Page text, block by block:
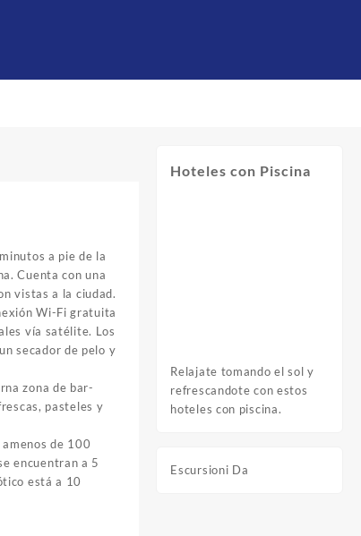
a pie de la
Cuenta con una
vistas a la ciudad.
Wi-Fi gratuita
vía satélite. Los
secador de pelo y
zona de bar-
pasteles y
de 100
encuentran a 5
está a 10
Hoteles con Piscina
Relajate tomando el sol y
refrescandote con estos
hoteles con piscina.
Escursioni Da